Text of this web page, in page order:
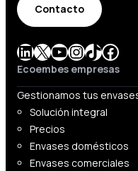
Contacto
LinkedIn
X YouTube
Instagram
TikTok
Ecoembes empresas
Gestionamos tus
Solución integral
Precios
Envases domésticos
Envases comerciales